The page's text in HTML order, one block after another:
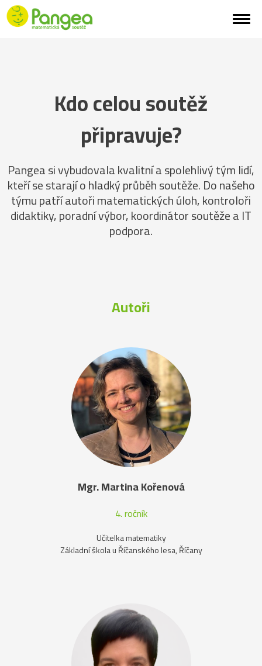
Kdo celou soutěž
připravuje?
Pangea si vybudovala kvalitní a spolehlivý tým lidí,
kteří se starají o hladký průběh soutěže. Do našeho
týmu patří autoři matematických úloh, kontroloři
didaktiky, poradní výbor, koordinátor soutěže a IT
podpora.
Autoři
Mgr. Martina Kořenová
4. ročník
Učitelka matematiky
Základní škola u Říčanského lesa, Říčany